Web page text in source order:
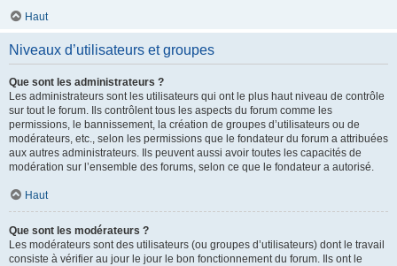
Haut
Niveaux d’utilisateurs et groupes
Que sont les administrateurs ?
Les administrateurs sont les utilisateurs qui ont le plus haut niveau de contrôle
sur tout le forum. Ils contrôlent tous les aspects du forum comme les
permissions, le bannissement, la création de groupes d’utilisateurs ou de
modérateurs, etc., selon les permissions que le fondateur du forum a attribuées
aux autres administrateurs. Ils peuvent aussi avoir toutes les capacités de
modération sur l’ensemble des forums, selon ce que le fondateur a autorisé.
Haut
Que sont les modérateurs ?
Les modérateurs sont des utilisateurs (ou groupes d’utilisateurs) dont le travail
consiste à vérifier au jour le jour le bon fonctionnement du forum. Ils ont le